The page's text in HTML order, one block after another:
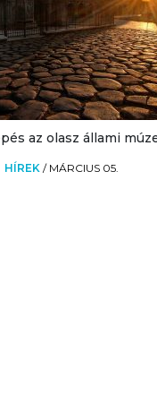
az olasz állami
HÍREK / MÁRCIUS 05.